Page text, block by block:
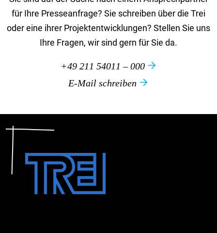
für Ihre Presseanfrage? Sie schreiben über die Trei
oder eine ihrer Projektentwicklungen? Stellen Sie uns
Ihre Fragen, wir sind gern für Sie da.
+49 211 54011 – 000
E-Mail schreiben